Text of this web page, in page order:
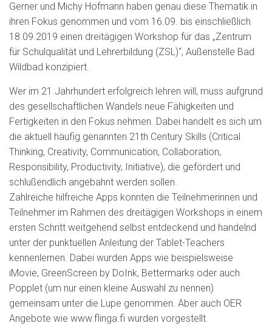
Gerner und Michy Hofmann haben genau diese Thematik in
ihren Fokus genommen und vom 16.09. bis einschließlich
18.09.2019 einen dreitägigen Workshop für das „Zentrum
für Schulqualität und Lehrerbildung (ZSL)“, Außenstelle Bad
Wildbad konzipiert.
Wer im 21.Jahrhundert erfolgreich lehren will, muss aufgrund
des gesellschaftlichen Wandels neue Fähigkeiten und
Fertigkeiten in den Fokus nehmen. Dabei handelt es sich um
die aktuell häufig genannten 21th Century Skills (Critical
Thinking, Creativity, Communication, Collaboration,
Responsibility, Productivity, Initiative), die gefördert und
schlußendlich angebahnt werden sollen.
Zahlreiche hilfreiche Apps konnten die Teilnehmerinnen und
Teilnehmer im Rahmen des dreitägigen Workshops in einem
ersten Schritt weitgehend selbst entdeckend und handelnd
unter der punktuellen Anleitung der Tablet-Teachers
kennenlernen. Dabei wurden Apps wie beispielsweise
iMovie, GreenScreen by DoInk, Bettermarks oder auch
Popplet (um nur einen kleine Auswahl zu nennen)
gemeinsam unter die Lupe genommen. Aber auch OER
Angebote wie www.flinga.fi wurden vorgestellt.